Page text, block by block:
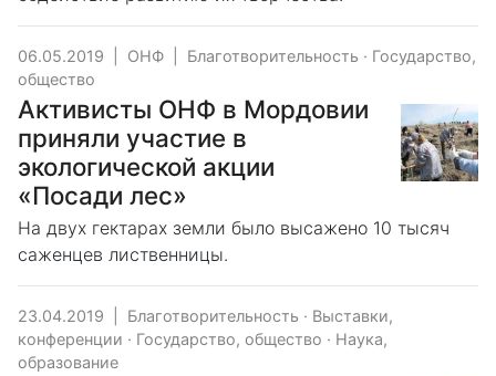
06.05.2019 ОНФ Благотворительность · Государство,
общество
Активисты ОНФ в Мордовии
приняли участие в
экологической акции
«Посади лес»
На двух гектарах земли было высажено 10 тысяч
саженцев лиственницы.
23.04.2019 Благотворительность · Выставки,
конференции · Государство, общество · Наука,
образование